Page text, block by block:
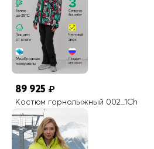
89 925 ₽
Костюм горнолыжный 002_1Ch